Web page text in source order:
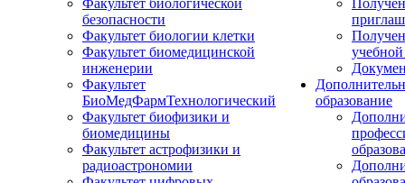
Факультет биологической
безопасности
Факультет биологии клетки
Факультет биомедицинской
инженерии
Факультет
БиоМедФармТехнологический
Факультет биофизики и
биомедицины
Факультет астрофизики и
радиоастрономии
образование